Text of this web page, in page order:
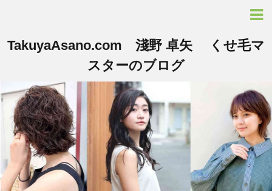
TakuyaAsano.com 淺野 卓矢 くせ毛マ
スターのブログ